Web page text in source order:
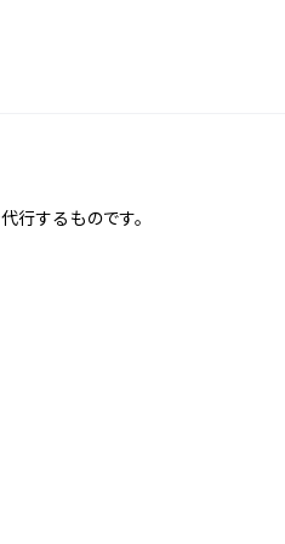
行するものです。